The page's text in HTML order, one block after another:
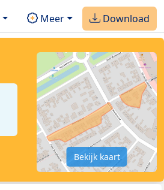
Meer Download
Bekijk kaart